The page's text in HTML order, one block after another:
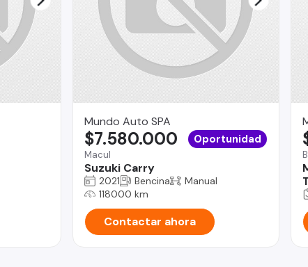
Mundo Auto SPA
Macul
Suzuki Carry
$7.580.000 Oportunidad
2021 Bencina
Manual
118000 km
Contactar ahora